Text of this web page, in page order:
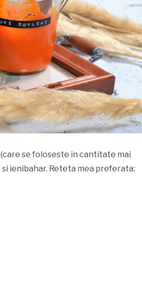
se foloseste in cantitate mai
ienibahar. Reteta mea preferata: